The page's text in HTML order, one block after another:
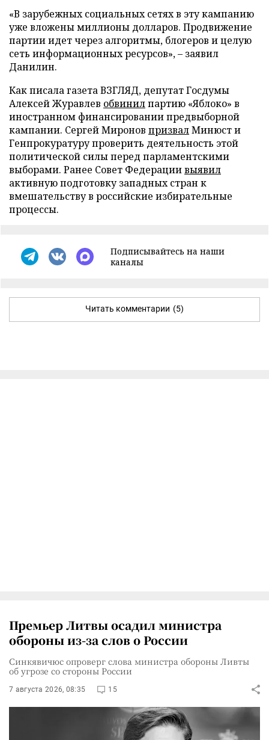
«В зарубежных социальных сетях в эту кампанию
уже вложены миллионы долларов. Продвижение
партии идет через алгоритмы, блогеров и целую
сеть информационных ресурсов», – заявил
Данилин.
Как писала газета ВЗГЛЯД, депутат Госдумы
Алексей Журавлев обвинилпартию «Яблоко» в
иностранном финансировании предвыборной
кампании. Сергей Миронов призвалМинюст и
Генпрокуратуру проверить деятельность этой
политической силы перед парламентскими
выборами. Ранее Совет Федерациивыявил
активную подготовку западных стран к
вмешательству в российские избирательные
процессы.
Подписывайтесь на наши
каналы
Читать комментарии (5)
Премьер Литвы осадил министра
обороны из-за слов о России
Синкявичюс опроверг слова министра обороны Ливты
об угрозе со стороны России
7 августа 2026, 08:35 15